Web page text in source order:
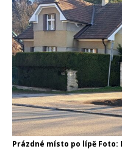
Prázdné místo po lípě Foto: